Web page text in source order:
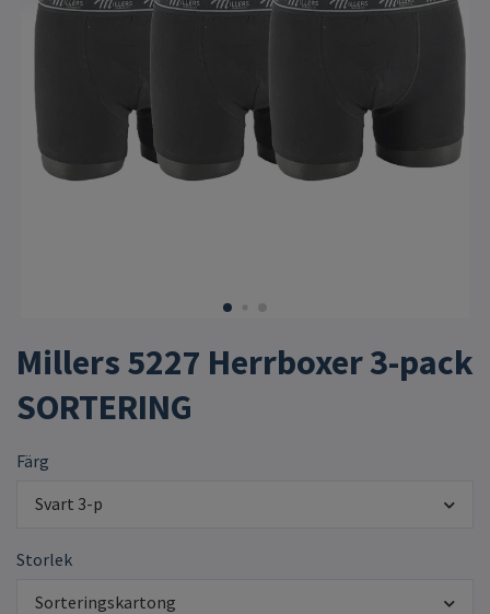
Millers 5227 Herrboxer 3-pack
SORTERING
Färg
Svart 3-p
Storlek
Sorteringskartong